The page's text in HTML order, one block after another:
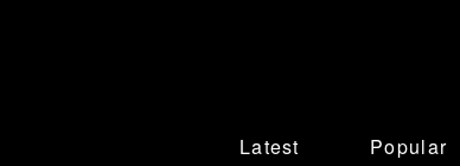
Latest Popular